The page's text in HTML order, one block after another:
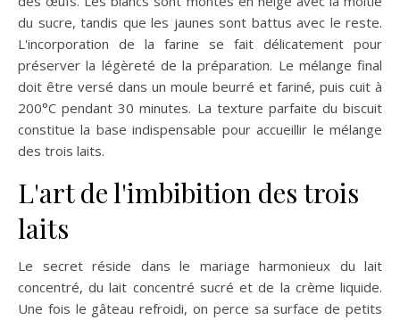
du sucre, tandis que les jaunes sont battus avec le reste.
L'incorporation de la farine se fait délicatement pour
préserver la légèreté de la préparation. Le mélange final
doit être versé dans un moule beurré et fariné, puis cuit à
200°C pendant 30 minutes. La texture parfaite du biscuit
constitue la base indispensable pour accueillir le mélange
des trois laits.
L'art de l'imbibition des trois
laits
Le secret réside dans le mariage harmonieux du lait
concentré, du lait concentré sucré et de la crème liquide.
Une fois le gâteau refroidi, on perce sa surface de petits